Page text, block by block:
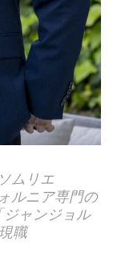
ムリエ
ルニア専門の
ジャンジョル
職